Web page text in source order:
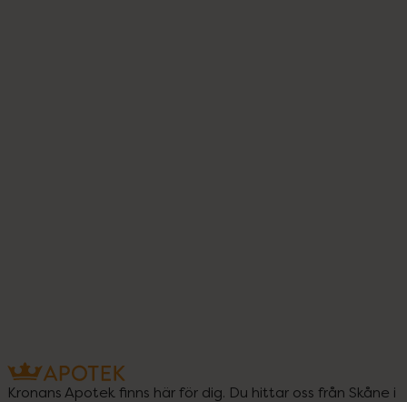
Kronans Apotek finns här för dig. Du hittar oss från Skåne i